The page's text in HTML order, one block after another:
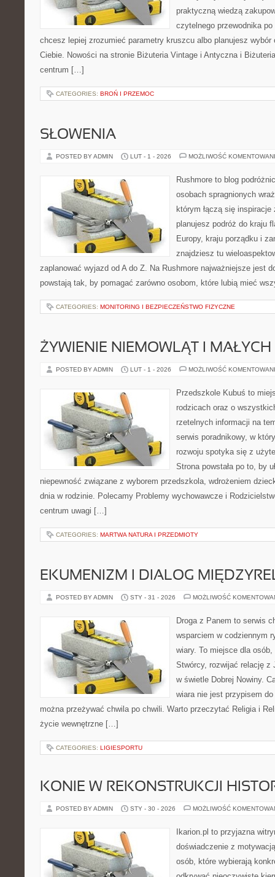
praktyczną wiedzą
czytelnego przewodnika
chcesz lepiej zrozumieć parametry kruszcu albo planujesz
Ciebie. Nowości na stronie Biżuteria Vintage i Antyczna i
centrum […]
CATEGORIES: BROŃ I PRZEMOC
SŁOWENIA
POSTED BY ADMIN LUT - 1 - 2026 MOŻLIWOŚĆ
Rushmore to blog
osobach spragnionych
którym łączą się
planujesz podróż do kraju
Europy, kraju porządku i
znajdziesz tu
zaplanować wyjazd od A do Z. Na Rushmore najważniejsze jest
powstają tak, by pomagać zarówno osobom, które lubią mieć
CATEGORIES: MONITORING I BEZPIECZEŃSTWO FIZYCZNE
ŻYWIENIE NIEMOWLĄT I MAŁYCH
POSTED BY ADMIN LUT - 1 - 2026 MOŻLIWOŚĆ
Przedszkole Kubuś to
rodzicach oraz o
rzetelnych informacji na
serwis poradnikowy, w
rozwoju spotyka się z
Strona powstała po to, by
niepewność związane z wyborem przedszkola, wdrożeniem
dnia w rodzinie. Polecamy Problemy wychowawcze i
centrum uwagi […]
CATEGORIES: MARTWA NATURA I PRZEDMIOTY
EKUMENIZM I DIALOG
POSTED BY ADMIN STY - 31 - 2026 MOŻLIWOŚĆ
Droga z Panem to serwis
wsparciem w codziennym
wiary. To miejsce dla
Stwórcy, rozwijać relację
w świetle Dobrej Nowiny.
wiara nie jest przypisem
można przeżywać chwila po chwili. Warto przeczytać Religia i
życie wewnętrzne […]
CATEGORIES: LIGIESPORTU
KONIE W REKONSTRUKCJI
POSTED BY ADMIN STY - 30 - 2026 MOŻLIWOŚĆ
Ikarion.pl to przyjazna
doświadczenie z
osób, które wybierają